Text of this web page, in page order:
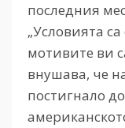
последния
„Условията
мотивите ви
внушава, че
постигнало